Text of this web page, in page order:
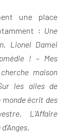
une place
: Une
, Lionel Damei
! – Mes
maison
les ailes de
monde écrit des
, L’Affaire
.